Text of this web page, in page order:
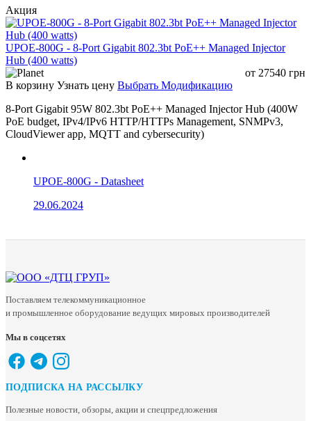
Акция
UPOE-800G - 8-Port Gigabit 802.3bt PoE++ Managed Injector
Hub (400 watts)
от 27540 грн
В корзину Узнать цену Выбрать Модификацию
8-Port Gigabit 95W 802.3bt PoE++ Managed Injector Hub (400W
PoE budget, IPv4/IPv6 HTTP/HTTPs Management, SNMPv3,
CloudViewer app, MQTT and cybersecurity)
UPOE-800G - Datasheet
29.06.2024
Поставляем телекоммуникационное
и промышленное оборудование ведущих мировых производителей
Мы в соцсетях
ПОДПИСКА НА РАССЫЛКУ
Полезные новости, обзоры, акции и спецпредложения